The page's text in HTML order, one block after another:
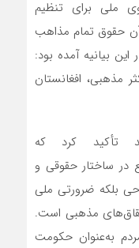
ملی برای تنظیم
حقوق تمام مذاهب
بیانیه آمده بود:
مذهبی، افغانستان
تأکید کرد که
ساختار حقوقی و
بلکه ضرورتی ملی
مذهبی است.
به‌عنوان حکومت